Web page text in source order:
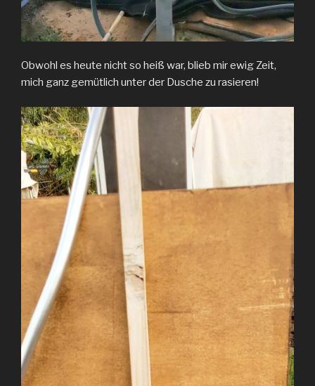
Obwohl es heute nicht so heiß war, blieb mir ewig Zeit,
mich ganz gemütlich unter der Dusche zu rasieren!